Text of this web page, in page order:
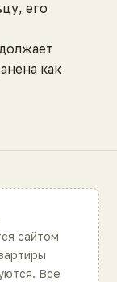
его
как
сайтом
Все